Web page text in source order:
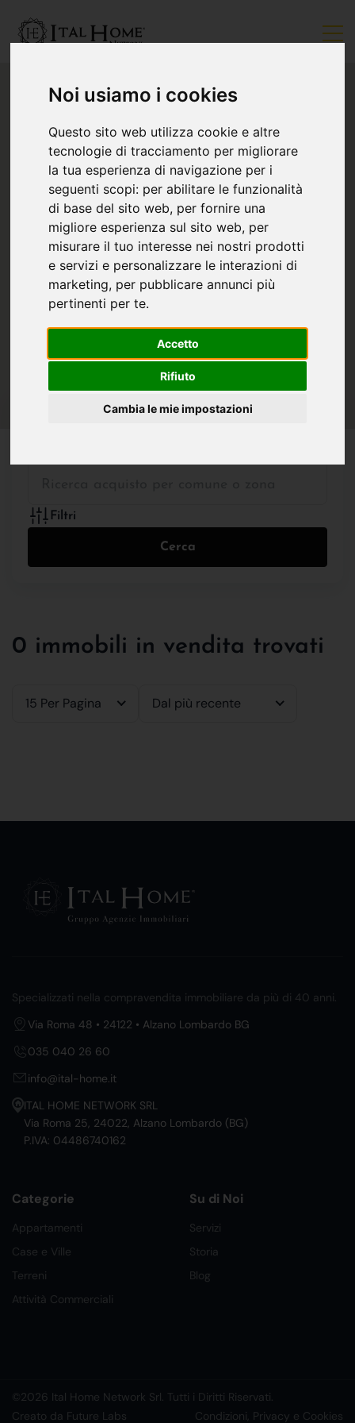
Noi usiamo i cookies
Questo sito web utilizza cookie e altre
tecnologie di tracciamento per migliorare
la tua esperienza di navigazione per i
seguenti scopi: per abilitare le funzionalità
di base del sito web, per fornire una
migliore esperienza sul sito web, per
misurare il tuo interesse nei nostri prodotti
e servizi e personalizzare le interazioni di
marketing, per pubblicare annunci più
pertinenti per te.
Accetto
Rifiuto
Cambia le mie impostazioni
Filtri
Cerca
0 immobili in vendita trovati
15 Per Pagina Dal più recente
Specializzati nella compravendita immobiliare da più di 40 anni.
Via Roma 48 • 24122 • Alzano Lombardo BG
035 040 26 60
info@ital-home.it
ITAL HOME NETWORK SRL
Via Roma 25, 24022, Alzano Lombardo (BG)
P.IVA: 04486740162
Categorie
Appartamenti
Case e Ville
Terreni
Attività Commerciali
Su di Noi
Servizi
Storia
Blog
©2026 Ital Home Network Srl. Tutti i Diritti Riservati.
Creato da Future Labs
Condizioni, Privacy e Cookies